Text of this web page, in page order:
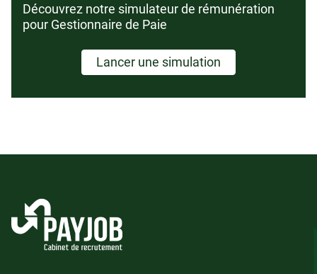
Découvrez notre simulateur de rémunération
pour Gestionnaire de Paie
Lancer une simulation